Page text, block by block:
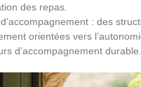
des repas.
: des
orientées vers
d’accompagnement